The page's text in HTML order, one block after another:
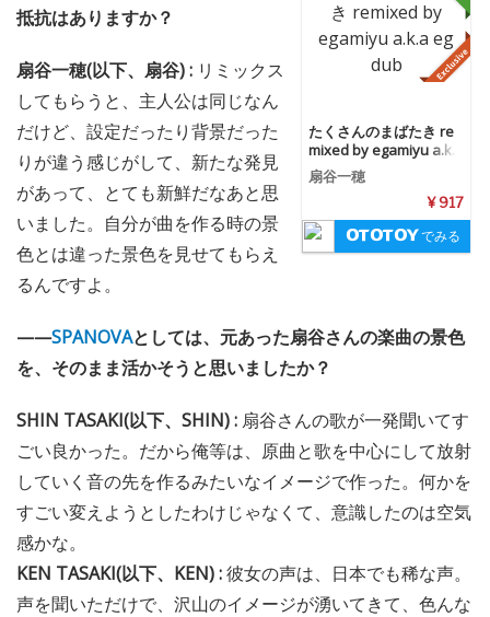
たくさんのまばたき re
mixed by egamiyu a.k.a
eg dub
扇谷一穂
¥ 917
でみる
抵抗はありますか？
扇谷一穂(以下、扇谷) : リミックス
してもらうと、主人公は同じなん
だけど、設定だったり背景だった
りが違う感じがして、新たな発見
があって、とても新鮮だなあと思
いました。自分が曲を作る時の景
色とは違った景色を見せてもらえ
るんですよ。
——SPANOVAとしては、元あった扇谷さんの楽曲の景色
を、そのまま活かそうと思いましたか？
SHIN TASAKI(以下、SHIN) : 扇谷さんの歌が一発聞いてす
ごい良かった。だから俺等は、原曲と歌を中心にして放射
していく音の先を作るみたいなイメージで作った。何かを
すごい変えようとしたわけじゃなくて、意識したのは空気
感かな。
KEN TASAKI(以下、KEN) :彼女の声は、日本でも稀な声。
声を聞いただけで、沢山のイメージが湧いてきて、色んな